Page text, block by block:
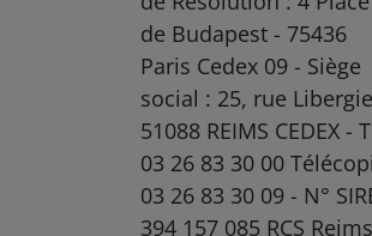
de Budapest - 75436
Paris Cedex 09 - Siège
social : 25, rue
51088 REIMS CEDEX -
03 26 83 30 00
03 26 83 30 09 - N°
394 157 085 RCS